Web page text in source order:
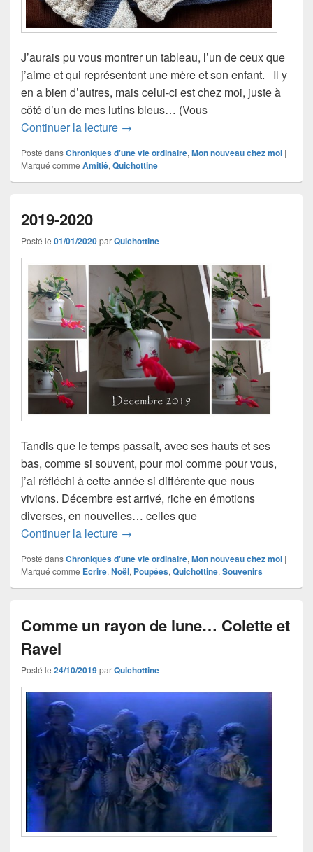
J’aurais pu vous montrer un tableau, l’un de ceux que
j’aime et qui représentent une mère et son enfant. Il y
en a bien d’autres, mais celui-ci est chez moi, juste à
côté d’un de mes lutins bleus… (Vous
Continuer la lecture Maternité
→
Posté dansChroniques d'une vie ordinaire, Mon nouveau chez moi |
Marqué comme Amitié, Quichottine
2019-2020
Posté le 01/01/2020parQuichottine
Tandis que le temps passait, avec ses hauts et ses
bas, comme si souvent, pour moi comme pour vous,
j’ai réfléchi à cette année si différente que nous
vivions. Décembre est arrivé, riche en émotions
diverses, en nouvelles… celles que
Continuer la lecture 2019-2020
→
Posté dansChroniques d'une vie ordinaire, Mon nouveau chez moi |
Marqué comme Ecrire, Noël, Poupées, Quichottine, Souvenirs
Comme un rayon de lune… Colette et
Ravel
Posté le 24/10/2019parQuichottine